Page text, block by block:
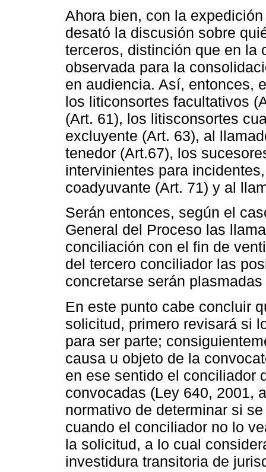
Ahora bien, con la
desató la discusión sobre
terceros, distinción que en la
observada para la
en audiencia. Así, entonces,
los liticonsortes facultativos
(Art. 61), los litisconsortes
excluyente (Art. 63), al
tenedor (Art.67), los
intervinientes para
coadyuvante (Art. 71) y al
Serán entonces, según el
General del Proceso las
conciliación con el fin de
del tercero conciliador las
concretarse serán
En este punto cabe concluir
solicitud, primero revisará si
para ser parte;
causa u objeto de la
en ese sentido el conciliador
convocadas (Ley 640, 2001,
normativo de determinar si
cuando el conciliador no lo
la solicitud, a lo cual
investidura transitoria de